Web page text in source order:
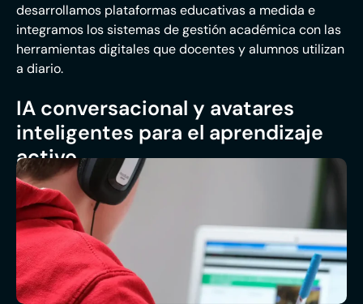
desarrollamos plataformas educativas a medida e
integramos los sistemas de gestión académica con las
herramientas digitales que docentes y alumnos utilizan
a diario.
IA conversacional y avatares
inteligentes para el aprendizaje
activo